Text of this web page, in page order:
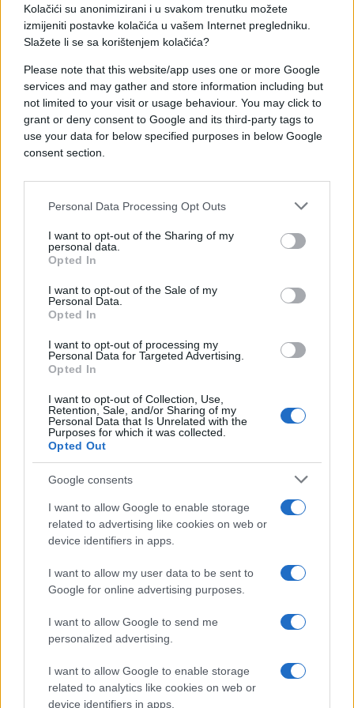
Kolačići su anonimizirani i u svakom trenutku možete
izmijeniti postavke kolačića u vašem Internet pregledniku.
Slažete li se sa korištenjem kolačića?
Please note that this website/app uses one or more Google
services and may gather and store information including but
not limited to your visit or usage behaviour. You may click to
grant or deny consent to Google and its third-party tags to
use your data for below specified purposes in below Google
consent section.
Personal Data Processing Opt Outs
I want to opt-out of the Sharing of my
personal data.
Opted In
I want to opt-out of the Sale of my
Personal Data.
Opted In
I want to opt-out of processing my
Personal Data for Targeted Advertising.
Opted In
I want to opt-out of Collection, Use,
Retention, Sale, and/or Sharing of my
Personal Data that Is Unrelated with the
Purposes for which it was collected.
Opted Out
Google consents
I want to allow Google to enable storage
related to advertising like cookies on web or
device identifiers in apps.
I want to allow my user data to be sent to
Google for online advertising purposes.
I want to allow Google to send me
personalized advertising.
I want to allow Google to enable storage
related to analytics like cookies on web or
device identifiers in apps.
Istakao je da je današnji sastanak bio
konstruktivan, da je pokazana spremnost da Vlada
RS učini ono što je u njenoj nadležnosti kako bi se
problemi riješili, ali da je zaključak da su za većinu
njihovih problema nadležne entitetske vlade i
Savjet ministara BiH.
Durmić je pozvao Savjet ministara da inicira da
sastanku prisustvuju predstavnici Vlade Hrvatske,
"Ukoliko se neka od institucija ne odazove na
sastanak, bićemo prisiljeni da svoje proteste
usmjerimo ka tim institucijama. Blokade trenutno
traju na sjevernim granicama BiH, a o njihovom
prekidu, nastavku ili premještanju na druge lokacije
može odlučiti samo plenum Konzorcijuma", rekao je
Durmić.
On je zahvalio Vladi RS što je pokazala odlučnost
da učestvuje u pronalaženju rješenja, te dodao da
se sada čeka odgovor i drugih institucija na oba
nivoa BiH.
#Savo Minić #prijevoznici